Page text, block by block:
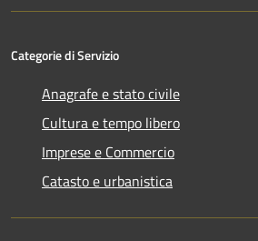
Categorie di Servizio
Anagrafe e stato civile
Cultura e tempo libero
Imprese e Commercio
Catasto e urbanistica